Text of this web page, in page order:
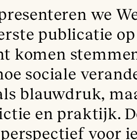
we
publicatie
komen
sociale
blauwdruk,
en praktijk.
voor